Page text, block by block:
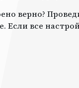
верно?
Если все